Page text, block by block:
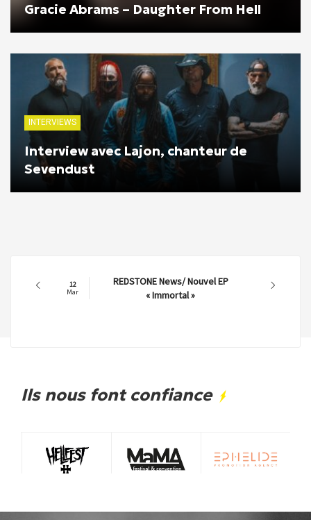
Gracie Abrams – Daughter From Hell
INTERVIEWS
Interview avec Lajon, chanteur de
Sevendust
12
Mar
REDSTONE News/ Nouvel EP
« Immortal »
Ils nous font confiance